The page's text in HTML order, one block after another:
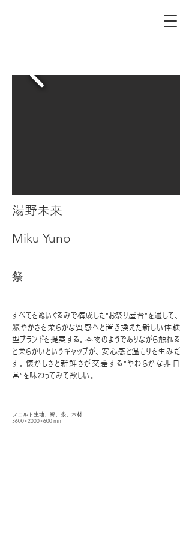
湯野未来
Miku Yuno
祭
すべてをぬいぐるみで構成した“お祭り屋台”を通して、
賑やかさを柔らかな質感へと置き換えた新しい体験
型ブランドを提案する。本物のようでありながら触れる
と柔らかいというギャップが、安心感と温もりを生みだ
す。懐かしさと新鮮さが交差する“やわらかな非日
常”を味わってみて欲しい。
フェルト生地、綿、糸、木材
3600×2000×600 mm